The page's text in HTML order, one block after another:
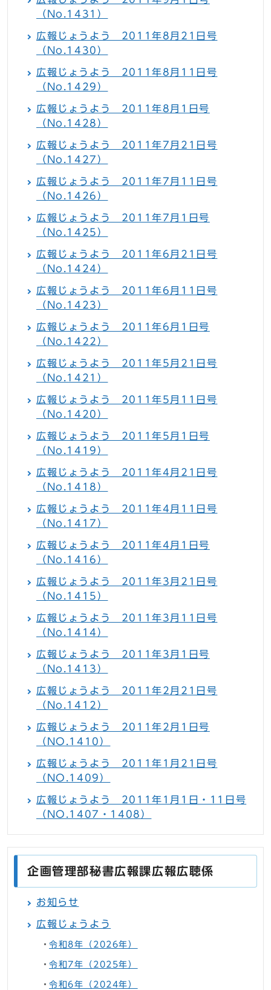
（No.1431）
広報じょうよう 2011年8月21日号
（No.1430）
広報じょうよう 2011年8月11日号
（No.1429）
広報じょうよう 2011年8月1日号
（No.1428）
広報じょうよう 2011年7月21日号
（No.1427）
広報じょうよう 2011年7月11日号
（No.1426）
広報じょうよう 2011年7月1日号
（No.1425）
広報じょうよう 2011年6月21日号
（No.1424）
広報じょうよう 2011年6月11日号
（No.1423）
広報じょうよう 2011年6月1日号
（No.1422）
広報じょうよう 2011年5月21日号
（No.1421）
広報じょうよう 2011年5月11日号
（No.1420）
広報じょうよう 2011年5月1日号
（No.1419）
広報じょうよう 2011年4月21日号
（No.1418）
広報じょうよう 2011年4月11日号
（No.1417）
広報じょうよう 2011年4月1日号
（No.1416）
広報じょうよう 2011年3月21日号
（No.1415）
広報じょうよう 2011年3月11日号
（No.1414）
広報じょうよう 2011年3月1日号
（No.1413）
広報じょうよう 2011年2月21日号
（No.1412）
広報じょうよう 2011年2月1日号
（NO.1410）
広報じょうよう 2011年1月21日号
（NO.1409）
広報じょうよう 2011年1月1日・11日号
（NO.1407・1408）
企画管理部秘書広報課広報広聴係
お知らせ
広報じょうよう
令和8年（2026年）
令和7年（2025年）
令和6年（2024年）